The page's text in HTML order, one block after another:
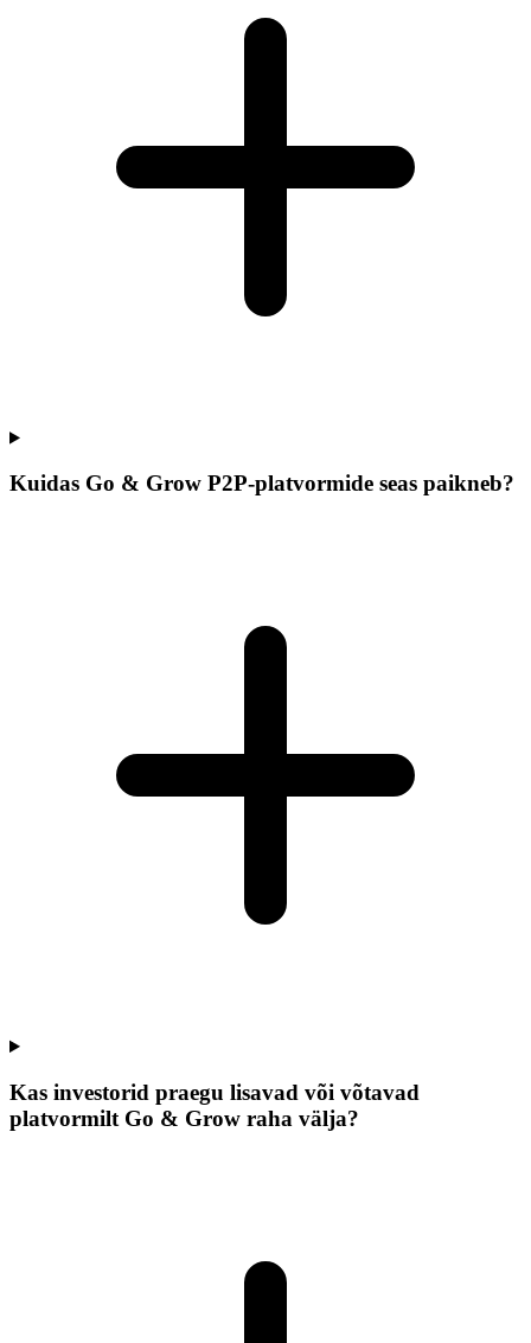
Kuidas Go & Grow P2P-platvormide seas paikneb?
Kas investorid praegu lisavad või võtavad
platvormilt Go & Grow raha välja?